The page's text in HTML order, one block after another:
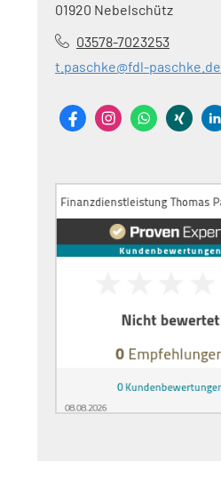
01920 Nebelschütz
03578-7023253
t.paschke@fdl-paschke.de